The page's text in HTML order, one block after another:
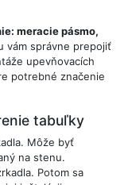
meracie pásmo,
vám správne prepojiť
upevňovacích
potrebné značenie
tabuľky
Môže byť
na stenu.
Potom sa